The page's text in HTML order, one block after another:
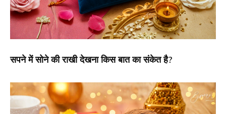
सपने में सोने की राखी देखना किस बात का संकेत है?